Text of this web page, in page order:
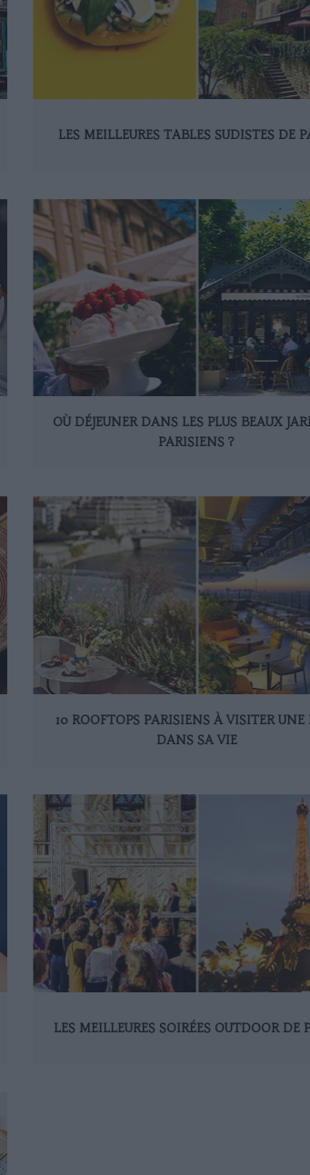
LES MEILLEURES TABLES SUDISTES DE
OÙ DÉJEUNER DANS LES PLUS BEAUX
PARISIENS ?
10 ROOFTOPS PARISIENS À VISITER UNE
DANS SA VIE
LES MEILLEURES SOIRÉES OUTDOOR DE